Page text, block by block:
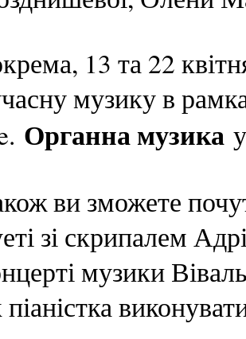
13 та 22
музику в
Органна музика
ви зможете
зі скрипалем
музики
піаністка